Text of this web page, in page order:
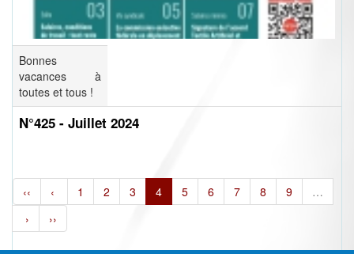
Bonnes
vacances à
toutes et tous !
N°425 - Juillet 2024
‹‹ ‹ 1 2 3 4 5 6 7 8 9
…
›
››